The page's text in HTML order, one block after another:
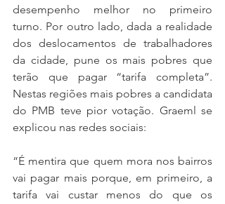
desempenho melhor no primeiro
turno. Por outro lado, dada a realidade
dos deslocamentos de trabalhadores
da cidade, pune os mais pobres que
terão que pagar “tarifa completa”.
Nestas regiões mais pobres a candidata
do PMB teve pior votação. Graeml se
explicou nas redes sociais:
“É mentira que quem mora nos bairros
vai pagar mais porque, em primeiro, a
tarifa vai custar menos do que os